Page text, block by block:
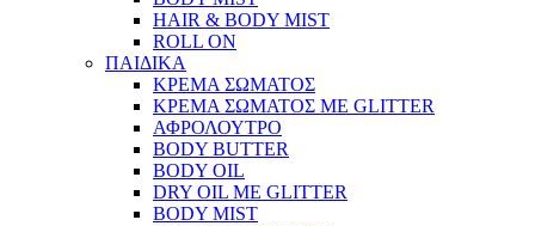
HAIR & BODY MIST
ROLL ON
ΠΑΙΔΙΚΑ
ΚΡΕΜΑ ΣΩΜΑΤΟΣ
ΚΡΕΜΑ ΣΩΜΑΤΟΣ ΜΕ GLITTER
ΑΦΡΟΛΟΥΤΡΟ
BODY BUTTER
BODY OIL
DRY OIL ΜΕ GLITTER
BODY MIST